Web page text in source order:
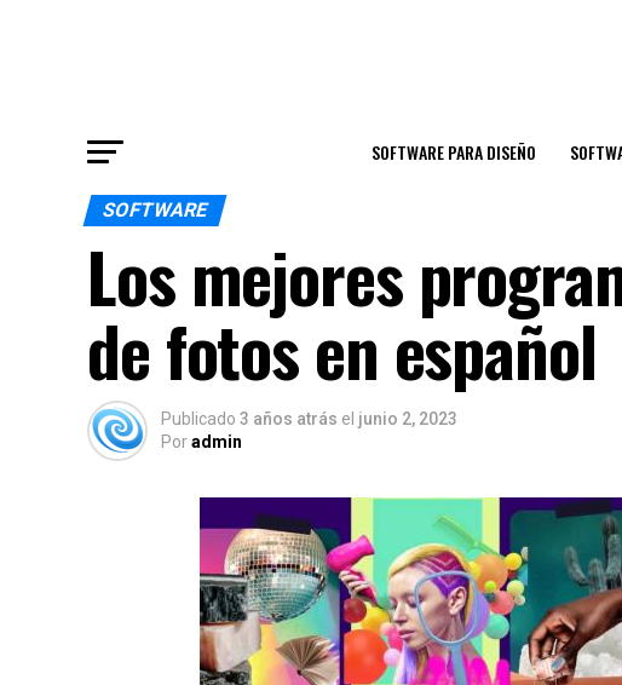
SOFTWARE PARA DISEÑO
SOFTWARE
Los mejores
de fotos en español
Publicado 3 años atrás el junio 2, 2023
Poradmin